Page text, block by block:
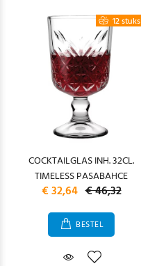
12 stuks
COCKTAILGLAS INH. 32CL.
TIMELESS PASABAHCE
€ 32,64 € 46,32
BESTEL